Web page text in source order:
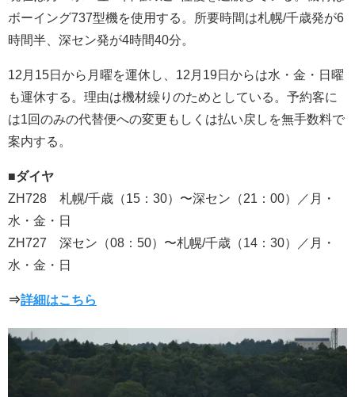
ボーイング737型機を使用する。所要時間は札幌/千歳発が6
時間半、深セン発が4時間40分。
12月15日から月曜を運休し、12月19日からは水・金・日曜
も運休する。理由は機材繰りのためとしている。予約客に
は1回のみの代替便への変更もしくは払い戻しを無手数料で
案内する。
■ダイヤ
ZH728 札幌/千歳（15：30）〜深セン（21：00）／月・
水・金・日
ZH727 深セン（08：50）〜札幌/千歳（14：30）／月・
水・金・日
⇒詳細はこちら